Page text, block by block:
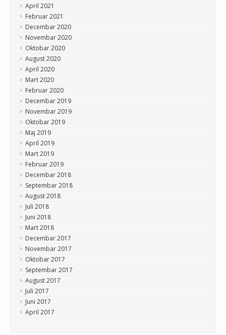
April 2021
Februar 2021
Decembar 2020
Novembar 2020
Oktobar 2020
August 2020
April 2020
Mart 2020
Februar 2020
Decembar 2019
Novembar 2019
Oktobar 2019
Maj 2019
April 2019
Mart 2019
Februar 2019
Decembar 2018
Septembar 2018
August 2018
Juli 2018
Juni 2018
Mart 2018
Decembar 2017
Novembar 2017
Oktobar 2017
Septembar 2017
August 2017
Juli 2017
Juni 2017
April 2017